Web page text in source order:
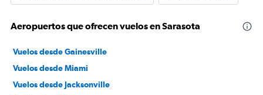
Aeropuertos que ofrecen vuelos en Sarasota
Vuelos desde Gainesville
Vuelos desde Miami
Vuelos desde Jacksonville